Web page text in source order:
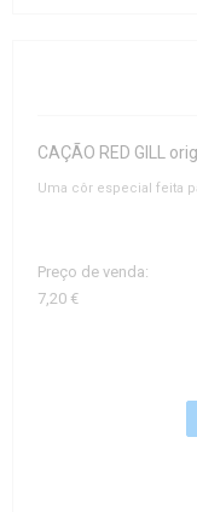
CAÇÃO RED GILL
Uma côr especial feita
Preço de venda:
7,20 €